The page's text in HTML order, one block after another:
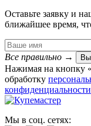
Оставьте заявку и
ближайшее время,
Все правильно →
Нажимая на кнопку
обработку
конфиденциальности
Мы в соц. сетях: